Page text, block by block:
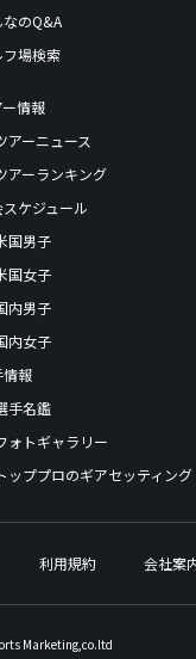
なのQ&A
フ場検索
ー情報
アーニュース
アーランキング
スケジュール
国男子
国女子
内男子
内女子
情報
手名鑑
ォトギャラリー
ッププロのギアセッティング
利用規約 会社案
Marketing,co.ltd